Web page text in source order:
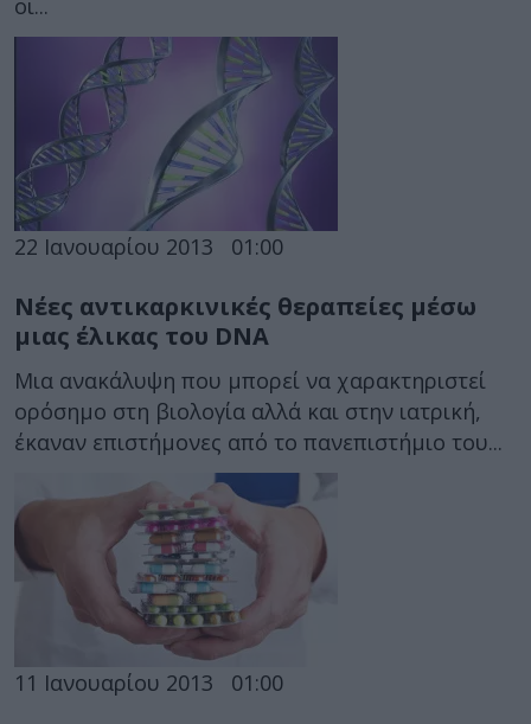
οι...
22 Ιανουαρίου 2013 01:00
Νέες αντικαρκινικές θεραπείες μέσω
μιας έλικας του DNA
Μια ανακάλυψη που μπορεί να χαρακτηριστεί
ορόσημο στη βιολογία αλλά και στην ιατρική,
έκαναν επιστήμονες από το πανεπιστήμιο του...
11 Ιανουαρίου 2013 01:00